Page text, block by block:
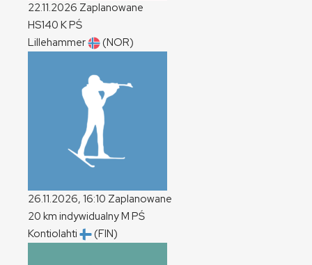
22.11.2026 Zaplanowane
HS140 KPŚ
Lillehammer
(NOR)
26.11.2026, 16:10 Zaplanowane
20 km indywidualnyM PŚ
Kontiolahti
(FIN)